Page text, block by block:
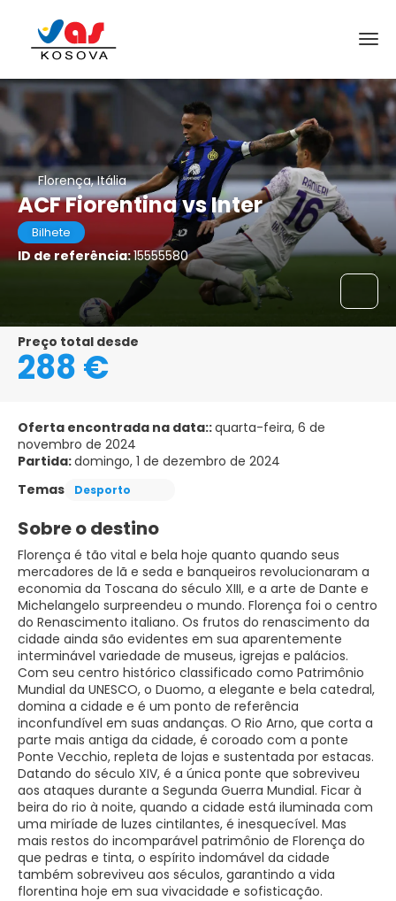
Florença, Itália
ACF Fiorentina vs Inter
Bilhete
ID de referência:15555580
Preço total desde
288 €
Oferta encontrada na data::quarta-feira, 6 de
novembro de 2024
Partida:domingo, 1 de dezembro de 2024
Temas
Desporto
Sobre o destino
Florença é tão vital e bela hoje quanto quando seus
mercadores de lã e seda e banqueiros revolucionaram a
economia da Toscana do século XIII, e a arte de Dante e
Michelangelo surpreendeu o mundo. Florença foi o centro
do Renascimento italiano. Os frutos do renascimento da
cidade ainda são evidentes em sua aparentemente
interminável variedade de museus, igrejas e palácios.
Com seu centro histórico classificado como Patrimônio
Mundial da UNESCO, o Duomo, a elegante e bela catedral,
domina a cidade e é um ponto de referência
inconfundível em suas andanças. O Rio Arno, que corta a
parte mais antiga da cidade, é coroado com a ponte
Ponte Vecchio, repleta de lojas e sustentada por estacas.
Datando do século XIV, é a única ponte que sobreviveu
aos ataques durante a Segunda Guerra Mundial. Ficar à
beira do rio à noite, quando a cidade está iluminada com
uma miríade de luzes cintilantes, é inesquecível. Mas
mais restos do incomparável patrimônio de Florença do
que pedras e tinta, o espírito indomável da cidade
também sobreviveu aos séculos, garantindo a vida
florentina hoje em sua vivacidade e sofisticação.